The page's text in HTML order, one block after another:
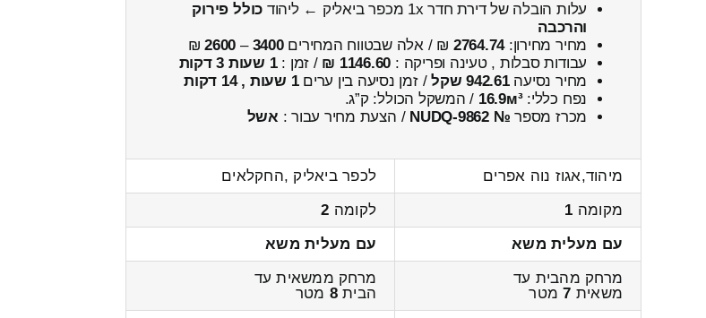
עלות הובלה של דירת חדר 1x מכפר ביאליק ← ליהוד
כולל פירוק
והרכבה
מחיר מחירון:2764.74 ₪ / אלה שבטווח המחירים3400
–
2600
₪
עבודות סבלות , טעינה ופריקה : 1146.60 ₪ / זמן :1 שעות 3 דקות
מחיר נסיעה942.61 שקל / זמן נסיעה בין ערים1 שעות , 14 דקות
נפח כללי:16.9м³ / המשקל הכולל: ק”ג.
מכרז מספר № NUDQ-9862 / הצעת מחיר עבור : אשל
מיהוד,אגוז נוה אפרים
לכפר ביאליק ,החקלאים
מקומה 1 לקומה 2
עם מעלית משא
עם מעלית משא
מרחק מהבית עד
משאית 7מטר
מרחק ממשאית עד
הבית8 מטר